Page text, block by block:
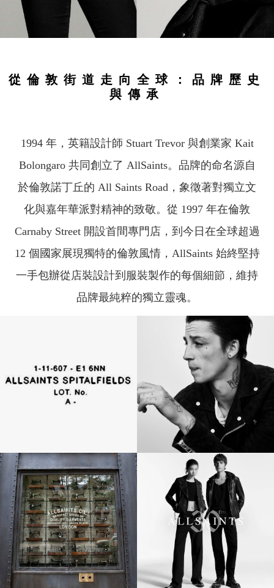
從倫敦街道走向全球：品牌歷史
與傳承
1994 年，英籍設計師 Stuart Trevor 與創業家 Kait
Bolongaro 共同創立了 AllSaints。品牌的命名源自
於倫敦諾丁丘的 All Saints Road，象徵著對獨立文
化與嘉年華派對精神的致敬。從 1997 年在倫敦
Carnaby Street 開設首間專門店，到今日在全球超過
12 個國家展現獨特的倫敦風情，AllSaints 始終堅持
一手包辦從店裝設計到服裝製作的每個細節，維持
品牌最純粹的獨立靈魂。